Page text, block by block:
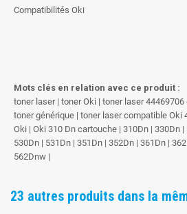
Compatibilités Oki
Mots clés en relation avec ce produit :
toner laser | toner Oki | toner laser
toner générique | toner laser compatible Oki
Oki | Oki 310 Dn cartouche | 310Dn | 330Dn |
530Dn | 531Dn | 351Dn | 352Dn | 361Dn |
562Dnw |
23 autres produits dans la